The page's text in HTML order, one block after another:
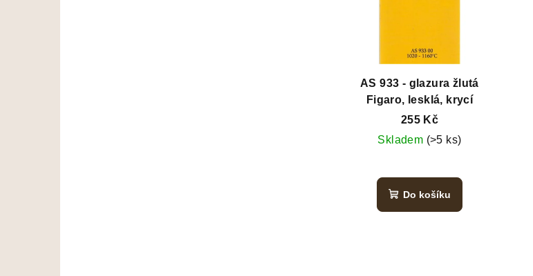
AS 933 - glazura žlutá
Figaro, lesklá, krycí
255 Kč
Skladem (>5 ks)
Do košíku